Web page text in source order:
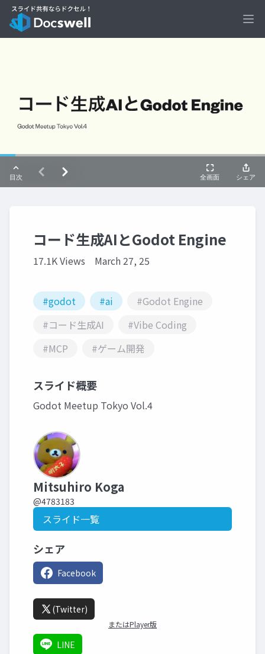
コード生成AIとGodot Engine
17.1K Views March 27, 25
#godot #ai
#Godot Engine
#コード生成AI
#Vibe Coding
#MCP
#ゲーム開発
スライド概要
Godot Meetup Tokyo Vol.4
Mitsuhiro Koga
@4783183
スライド一覧
シェア
Facebook
(Twitter)
またはPlayer版
LINE